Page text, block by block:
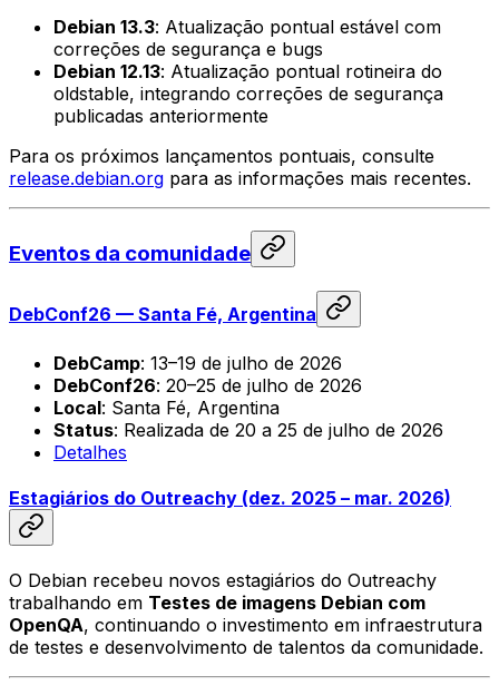
Debian 13.3: Atualização pontual estável com
correções de segurança e bugs
Debian 12.13: Atualização pontual rotineira do
oldstable, integrando correções de segurança
publicadas anteriormente
Para os próximos lançamentos pontuais, consulte
release.debian.org para as informações mais recentes.
Eventos da comunidade
DebConf26 — Santa Fé, Argentina
DebCamp: 13–19 de julho de 2026
DebConf26: 20–25 de julho de 2026
Local: Santa Fé, Argentina
Status: Realizada de 20 a 25 de julho de 2026
Detalhes
Estagiários do Outreachy (dez. 2025 – mar. 2026)
O Debian recebeu novos estagiários do Outreachy
trabalhando em Testes de imagens Debian com
OpenQA, continuando o investimento em infraestrutura
de testes e desenvolvimento de talentos da comunidade.